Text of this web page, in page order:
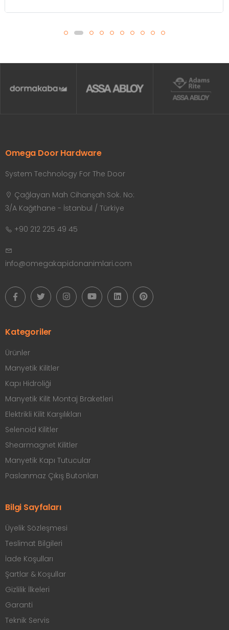
Omega Door Hardware
System Technology For The Door
Çağlayan Mah Cihanşah Sok. No:
3/A Kağıthane - İstanbul / Türkiye
+90 212 225 49 45
info@omegakapidonanimlari.com
Kategoriler
Ürünler
Manyetik Kilitler
Kapı Hidroliği
Manyetik Kilit Montaj Braketleri
Elektrikli Kilit Karşılıkları
Selenoid Kilitler
Shearmagnet Kilitler
Manyetik Kapı Tutucular
Paslanmaz Çıkış Butonları
Bilgi Sayfaları
Üyelik Sözleşmesi
Teslimat Bilgileri
İade Koşulları
Şartlar & Koşullar
Gizlilik İlkeleri
Garanti
Teknik Servis